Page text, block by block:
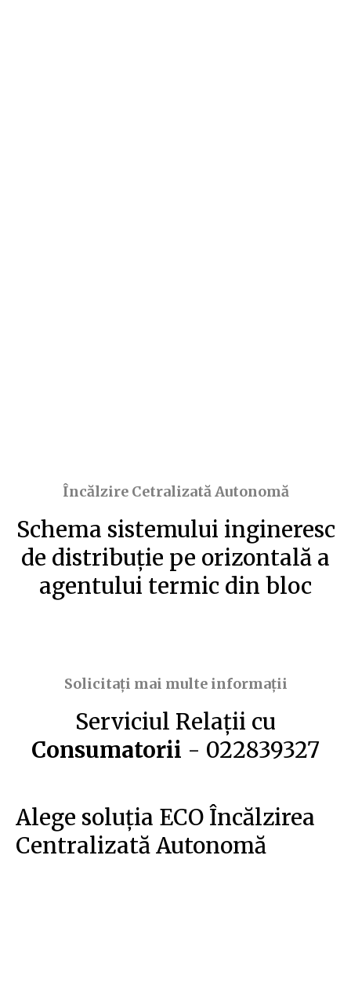
Încălzire Cetralizată Autonomă
Schema sistemului ingineresc
de distribuţie pe orizontală a
agentului termic din bloc
Solicitați mai multe informații
Serviciul Relații cu
Consumatorii - 022839327
Alege soluția ECO Încălzirea
Centralizată Autonomă